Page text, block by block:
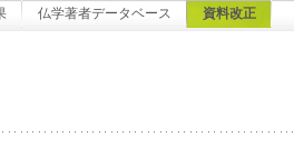
仏学著者データベース 資料改正